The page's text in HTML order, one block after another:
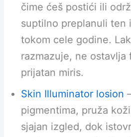
čime ćeš postići ili
suptilno preplanuli ten
tokom cele godine.
razmazuje, ne ostavlja
prijatan miris.
Skin Illuminator losion
pigmentima, pruža
sjajan izgled, dok